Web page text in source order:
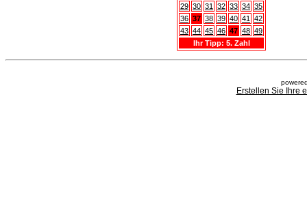
29 30 31 32 33 34 35
36 37 38 39 40 41
42
43 44 45 46 47 48 49
Ihr Tipp: 5. Zahl
Erstellen Sie Ihre